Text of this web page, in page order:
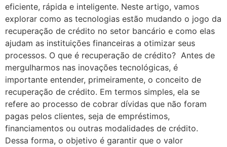
eficiente, rápida e inteligente. Neste artigo, vamos
explorar como as tecnologias estão mudando o jogo da
recuperação de crédito no setor bancário e como elas
ajudam as instituições financeiras a otimizar seus
processos. O que é recuperação de crédito? Antes de
mergulharmos nas inovações tecnológicas, é
importante entender, primeiramente, o conceito de
recuperação de crédito. Em termos simples, ela se
refere ao processo de cobrar dívidas que não foram
pagas pelos clientes, seja de empréstimos,
financiamentos ou outras modalidades de crédito.
Dessa forma, o objetivo é garantir que o valor